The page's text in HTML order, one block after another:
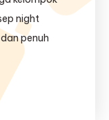
night
penuh